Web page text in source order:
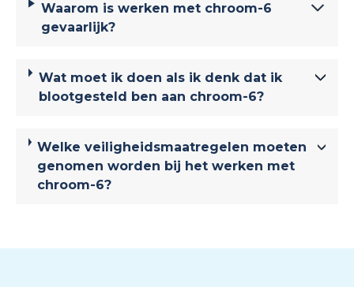
Waarom is werken met chroom-6
gevaarlijk?
Wat moet ik doen als ik denk dat ik
blootgesteld ben aan chroom-6?
Welke veiligheidsmaatregelen moeten
genomen worden bij het werken met
chroom-6?